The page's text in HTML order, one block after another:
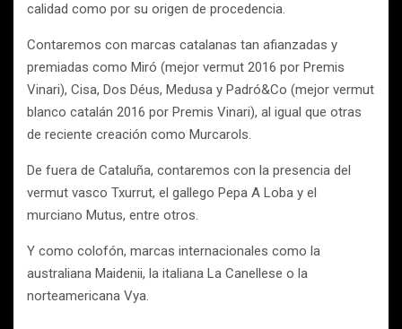
calidad como por su origen de procedencia.
Contaremos con marcas catalanas tan afianzadas y
premiadas como Miró (mejor vermut 2016 por Premis
Vinari), Cisa, Dos Déus, Medusa y Padró&Co (mejor vermut
blanco catalán 2016 por Premis Vinari), al igual que otras
de reciente creación como Murcarols.
De fuera de Cataluña, contaremos con la presencia del
vermut vasco Txurrut, el gallego Pepa A Loba y el
murciano Mutus, entre otros.
Y como colofón, marcas internacionales como la
australiana Maidenii, la italiana La Canellese o la
norteamericana Vya.